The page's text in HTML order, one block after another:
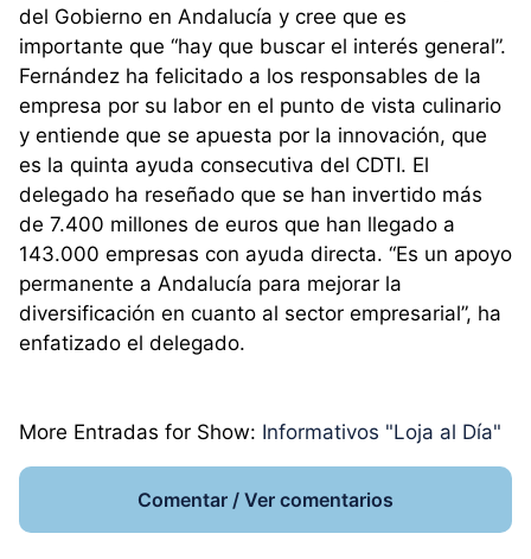
del Gobierno en Andalucía y cree que es
importante que “hay que buscar el interés general”.
Fernández ha felicitado a los responsables de la
empresa por su labor en el punto de vista culinario
y entiende que se apuesta por la innovación, que
es la quinta ayuda consecutiva del CDTI. El
delegado ha reseñado que se han invertido más
de 7.400 millones de euros que han llegado a
143.000 empresas con ayuda directa. “Es un apoyo
permanente a Andalucía para mejorar la
diversificación en cuanto al sector empresarial”, ha
enfatizado el delegado.
More Entradas for Show: Informativos "Loja al Día"
Comentar / Ver comentarios